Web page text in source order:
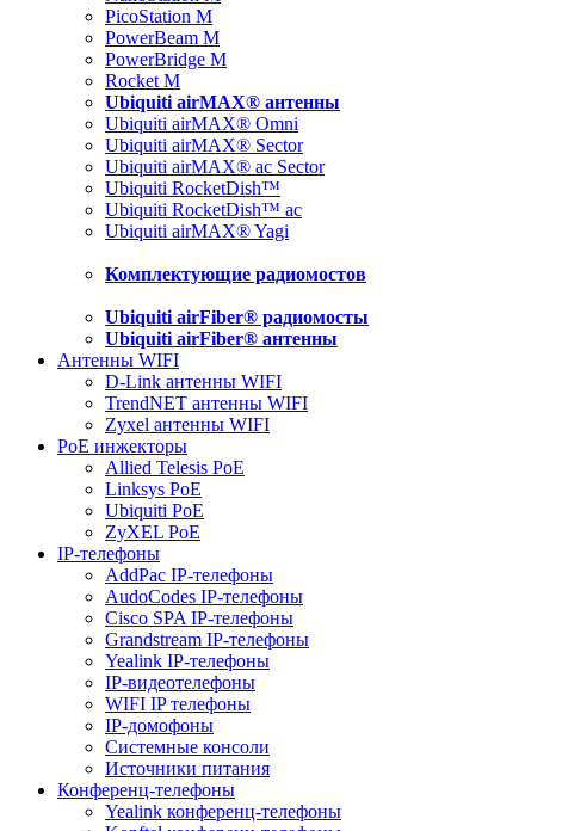
PicoStation M
PowerBeam M
PowerBridge M
Rocket M
Ubiquiti airMAX® антенны
Ubiquiti airMAX® Omni
Ubiquiti airMAX® Sector
Ubiquiti airMAX® ac Sector
Ubiquiti RocketDish™
Ubiquiti RocketDish™ ac
Ubiquiti airMAX® Yagi
Комплектующие радиомостов
Ubiquiti airFiber® радиомосты
Ubiquiti airFiber® антенны
Антенны WIFI
D-Link антенны WIFI
TrendNET антенны WIFI
Zyxel антенны WIFI
PoE инжекторы
Allied Telesis PoE
Linksys PoE
Ubiquiti PoE
ZyXEL PoE
IP-телефоны
AddPac IP-телефоны
AudoCodes IP-телефоны
Cisco SPA IP-телефоны
Grandstream IP-телефоны
Yealink IP-телефоны
IP-видеотелефоны
WIFI IP телефоны
IP-домофоны
Системные консоли
Источники питания
Конференц-телефоны
Yealink конференц-телефоны